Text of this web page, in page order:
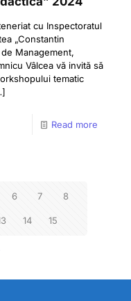
cu Inspectoratul
„Constantin
Management,
Vâlcea vă invită să
tematic
Read more
6 7 8
14 15